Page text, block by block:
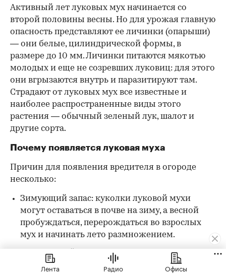
00:00
Активный лет луковых мух начинается со
второй половины весны. Но для урожая главную
опасность представляют ее личинки (опарыши)
— они белые, цилиндрической формы, в
размере до 10 мм. Личинки питаются мякотью
молодых и еще не созревших луковиц: для этого
они вгрызаются внутрь и паразитируют там.
Страдают от луковых мух все известные и
наиболее распространенные виды этого
растения — обычный зеленый лук, шалот и
другие сорта.
Почему появляется луковая муха
Причин для появления вредителя в огороде
несколько:
Зимующий запас: куколки луковой мухи
могут оставаться в почве на зиму, а весной
пробуждаться, перерождаться во взрослых
мух и начинать лето размножением.
Зараженный грунт: принести паразита
можно на участок вместе с грунтом, в
Лента Радио Офисы